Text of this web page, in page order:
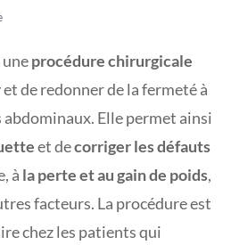
procédure chirurgicale
et de redonner de la fermeté à
abdominaux. Elle permet ainsi
et decorriger les défauts
à la perte et au gain de poids,
facteurs. La procédure est
chez les patients qui